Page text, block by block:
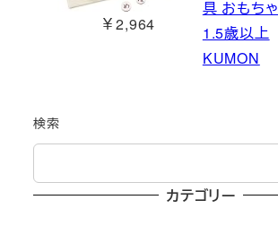
￥2,964
具 おもちゃ
1.5歳以上
KUMON
検索
カテゴリー